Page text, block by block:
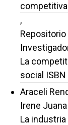
,
Repositorio
La
social
Araceli
Irene
La